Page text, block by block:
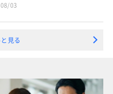
03
見る